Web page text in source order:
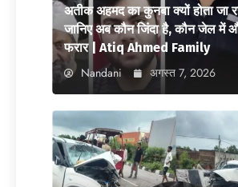
अतीक अहमद का कुनबा क्यों होता जा
जानिए अब कौन जिंदा है, कौन जेल में
फरार | Atiq Ahmed Family
Nandani अगस्त 7, 2026